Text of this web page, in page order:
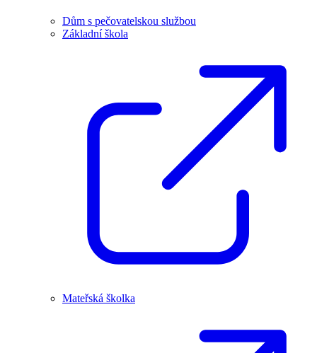
Dům s pečovatelskou službou
Základní škola
Mateřská školka